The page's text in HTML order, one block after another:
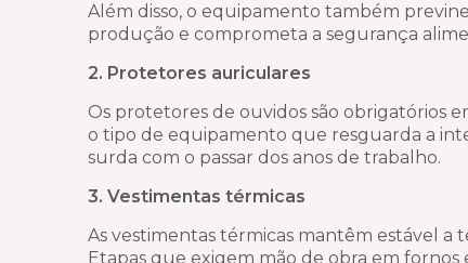
Além disso, o equipamento também
produção e comprometa a segurança
2. Protetores auriculares
Os protetores de ouvidos são obrigatórios
o tipo de equipamento que resguarda a
surda com o passar dos anos de trabalho.
3. Vestimentas térmicas
As vestimentas térmicas mantêm estável
Etapas que exigem mão de obra em fornos